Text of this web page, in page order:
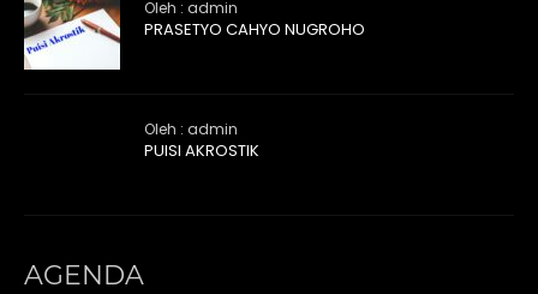
Oleh : admin
PRASETYO CAHYO NUGROHO
Oleh : admin
PUISI AKROSTIK
AGENDA